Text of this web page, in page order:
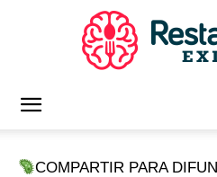
COMPARTIR PARA